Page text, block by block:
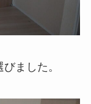
ました。